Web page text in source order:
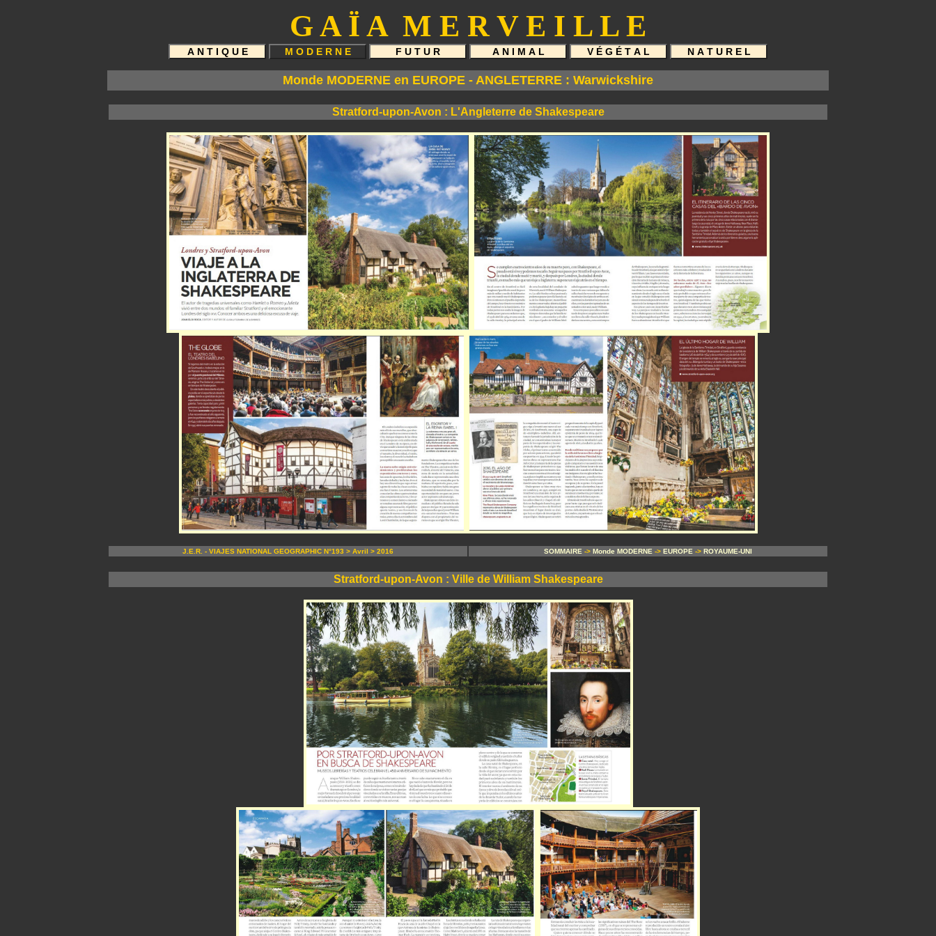
G A Ï A M E R V E I L L E
Monde MODERNE en EUROPE - ANGLETERRE : Warwickshire
Stratford-upon-Avon : L'Angleterre de Shakespeare
J.E.R. - VIAJES NATIONAL GEOGRAPHIC N°193 > Avril > 2016 SOMMAIRE -> Monde MODERNE -> EUROPE -> ROYAUME-UNI
Stratford-upon-Avon : Ville de William Shakespeare